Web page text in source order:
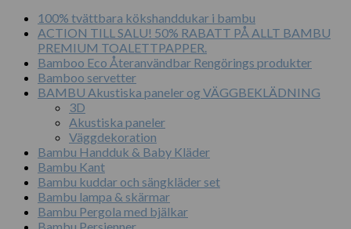
100% tvättbara kökshanddukar i bambu
ACTION TILL SALU! 50% RABATT PÅ ALLT BAMBU
PREMIUM TOALETTPAPPER.
Bamboo Eco Återanvändbar Rengörings produkter
Bamboo servetter
BAMBU Akustiska paneler og VÄGGBEKLÄDNING
3D
Akustiska paneler
Väggdekoration
Bambu Handduk & Baby Kläder
Bambu Kant
Bambu kuddar och sängkläder set
Bambu lampa & skärmar
Bambu Pergola med bjälkar